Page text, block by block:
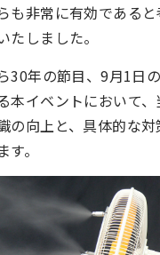
も非常に有効である
たしました。
30年の節目、9月1日
本イベントにおいて
の向上と、具体的な対
。